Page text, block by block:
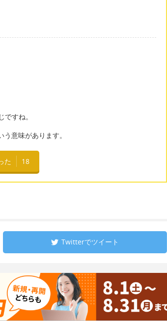
すね。
意味があります。
た 18
Twitterでツイート